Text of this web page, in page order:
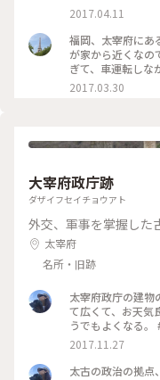
2017.04.11
福岡、太宰府にあ
が家から近くなの
ぎて、車運転しな
これは去年の写真
ん。楽しみです！ #春の気配 #春の電車
2017.03.30
大宰府政庁跡
ダザイフセイチョウアト
外交、軍事を掌握した
太宰府
名所・旧跡
太宰府政庁の建物
て広くて、お天気
うでもよくなる。
ドライブ #犬
2017.11.27
太古の政治の拠点